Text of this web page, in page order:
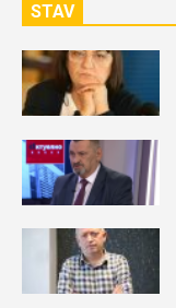
STAV